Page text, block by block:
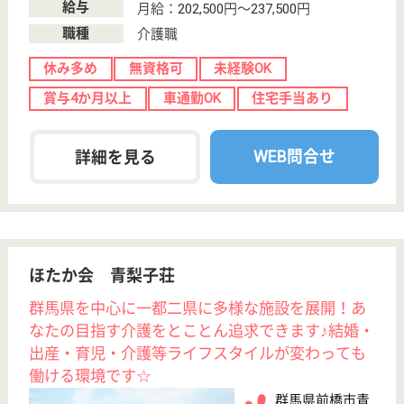
協栄会 はぁもにか
茨城県水戸市石
川4-4039-26
水戸駅バス30分
ョートステイ,
デイケア・ショートステイを運営しています。 ぜひ
介護職 正社員
職種
介護職
休み多め 無資格可
未経験OK
車通勤OK
住宅手当あり 育休・産休
詳細を見る WEB問合せ